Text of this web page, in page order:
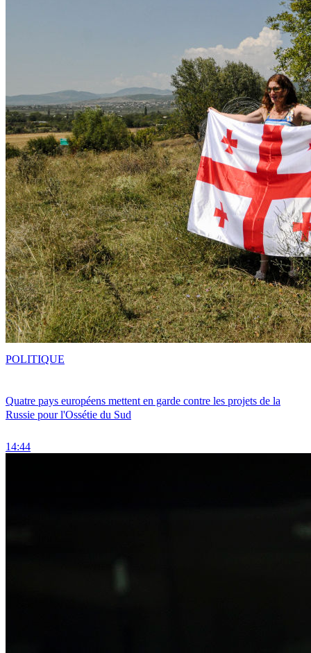
Quatre pays européens mettent en garde contre les projets de la
Russie pour l'Ossétie du Sud
14:44
POLITIQUE